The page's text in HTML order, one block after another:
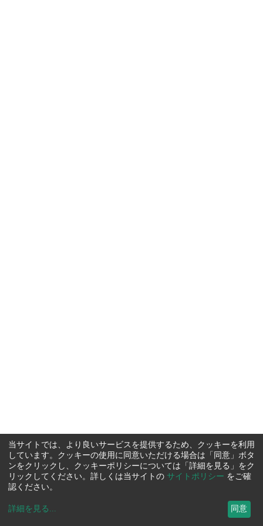
当サイトでは、より良いサービスを提供するため、クッキーを利用
しています。クッキーの使用に同意いただける場合は「同意」ボタ
ンをクリックし、クッキーポリシーについては「詳細を見る」をク
リックしてください。詳しくは当サイトの サイトポリシー をご確
認ください。
詳細を見る ... 同意